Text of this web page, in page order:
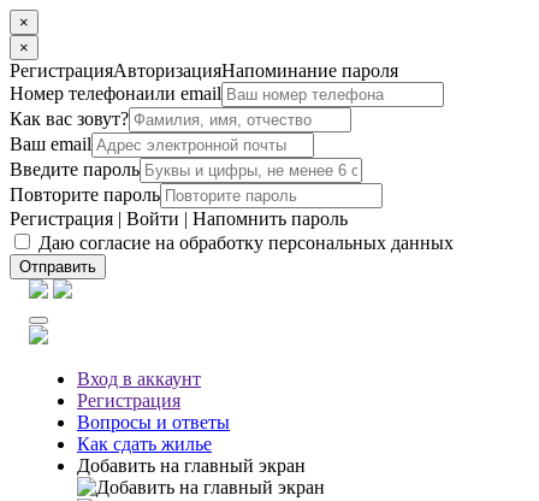
×
×
РегистрацияАвторизацияНапоминание пароля
Номер телефонаили email
Как вас зовут?
Ваш email
Введите пароль
Повторите пароль
Регистрация | Войти | Напомнить пароль
Даю согласие на обработку персональных данных
Отправить
Вход в аккаунт
Регистрация
Вопросы и ответы
Как сдать жилье
Добавить на главный экран